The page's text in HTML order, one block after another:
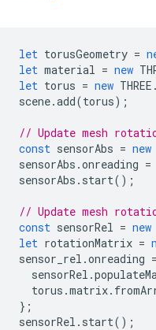
let torusGeometry =
let material = new
let torus = new THREE .
scene.add(torus);
// Update mesh
const sensorAbs = new
sensorAbs .onreading =
sensorAbs . start();
// Update mesh
const sensorRel = new
let rotationMatrix =
sensor_rel .onreading =
sensorRel .
torus .matrix.
};
sensorRel . start();